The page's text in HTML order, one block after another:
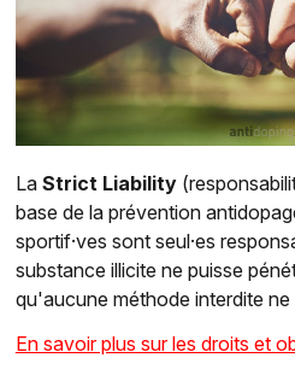
La Strict Liability
base de la prévention
sportif·ves sont seul·es
substance illicite ne puisse
qu'aucune méthode interdite ne
En savoir plus sur les droits et